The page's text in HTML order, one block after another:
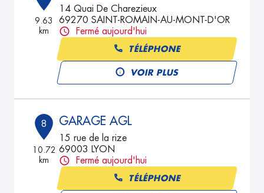
9.63
km
14 Quai De Charezieux
69270 SAINT-ROMAIN-AU-MONT-D'OR
Fermé aujourd'hui
TÉLÉPHONE
VOIR PLUS
8
10.72
km
GARAGE AGL
15 rue de la rize
69003 LYON
Fermé aujourd'hui
TÉLÉPHONE